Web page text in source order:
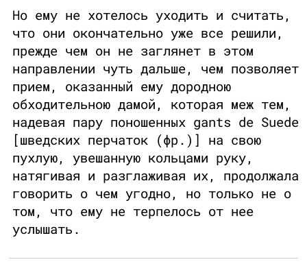
Но ему не хотелось уходить и считать,
что они окончательно уже все решили,
прежде чем он не заглянет в этом
направлении чуть дальше, чем позволяет
прием, оказанный ему дородною
обходительною дамой, которая меж тем,
надевая пару поношенных gants de Suede
[шведских перчаток (фр.)] на свою
пухлую, увешанную кольцами руку,
натягивая и разглаживая их, продолжала
говорить о чем угодно, но только не о
том, что ему не терпелось от нее
услышать.